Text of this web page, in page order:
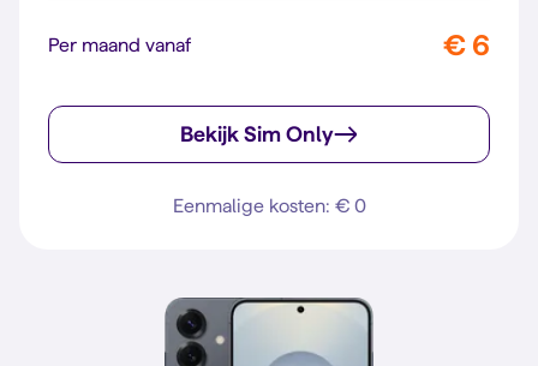
Per maand vanaf € 6
Bekijk Sim Only
Eenmalige kosten: € 0